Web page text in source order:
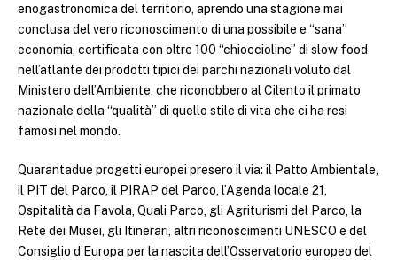
enogastronomica del territorio, aprendo una stagione mai
conclusa del vero riconoscimento di una possibile e “sana”
economia, certificata con oltre 100 “chioccioline” di slow food
nell’atlante dei prodotti tipici dei parchi nazionali voluto dal
Ministero dell’Ambiente, che riconobbero al Cilento il primato
nazionale della “qualità” di quello stile di vita che ci ha resi
famosi nel mondo.
Quarantadue progetti europei presero il via: il Patto Ambientale,
il PIT del Parco, il PIRAP del Parco, l’Agenda locale 21,
Ospitalità da Favola, Quali Parco, gli Agriturismi del Parco, la
Rete dei Musei, gli Itinerari, altri riconoscimenti UNESCO e del
Consiglio d’Europa per la nascita dell’Osservatorio europeo del